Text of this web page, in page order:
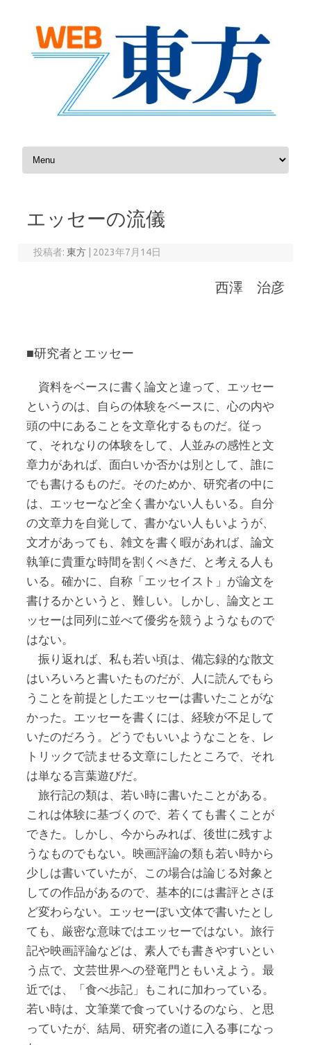
コンテンツへスキップ
エッセーの流儀
投稿者:東方 | 2023年7月14日
西澤 治彦
■研究者とエッセー
資料をベースに書く論文と違って、エッセー
というのは、自らの体験をベースに、心の内や
頭の中にあることを文章化するものだ。従っ
て、それなりの体験をして、人並みの感性と文
章力があれば、面白いか否かは別として、誰に
でも書けるものだ。そのためか、研究者の中に
は、エッセーなど全く書かない人もいる。自分
の文章力を自覚して、書かない人もいようが、
文才があっても、雑文を書く暇があれば、論文
執筆に貴重な時間を割くべきだ、と考える人も
いる。確かに、自称「エッセイスト」が論文を
書けるかというと、難しい。しかし、論文とエ
ッセーは同列に並べて優劣を競うようなもので
はない。
振り返れば、私も若い頃は、備忘録的な散文
はいろいろと書いたものだが、人に読んでもら
うことを前提としたエッセーは書いたことがな
かった。エッセーを書くには、経験が不足して
いたのだろう。どうでもいいようなことを、レ
トリックで読ませる文章にしたところで、それ
は単なる言葉遊びだ。
旅行記の類は、若い時に書いたことがある。
これは体験に基づくので、若くても書くことが
できた。しかし、今からみれば、後世に残すよ
うなものでもない。映画評論の類も若い時から
少しは書いていたが、この場合は論じる対象と
しての作品があるので、基本的には書評とさほ
ど変わらない。エッセーぽい文体で書いたとし
ても、厳密な意味ではエッセーではない。旅行
記や映画評論などは、素人でも書きやすいとい
う点で、文芸世界への登竜門ともいえよう。最
近では、「食べ歩記」もこれに加わっている。
若い時は、文筆業で食っていけるのなら、と思
っていたが、結局、研究者の道に入る事になっ